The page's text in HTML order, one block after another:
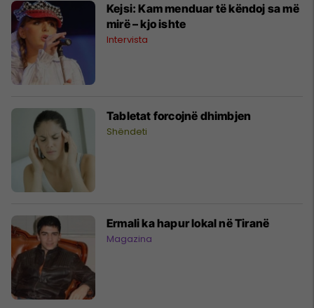
Kejsi: Kam menduar të këndoj sa më
mirë – kjo ishte
Intervista
Tabletat forcojnë dhimbjen
Shëndeti
Ermali ka hapur lokal në Tiranë
Magazina